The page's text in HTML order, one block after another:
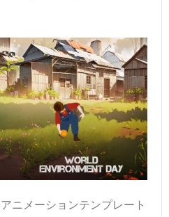
ニメーションテンプレート